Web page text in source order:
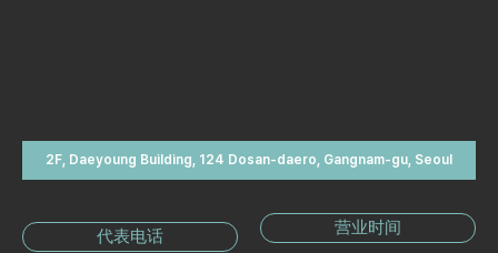
2F, Daeyoung Building, 124 Dosan-daero, Gangnam-gu, Seoul
代表电话 营业时间